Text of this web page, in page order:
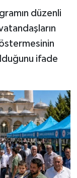
düzenli
ifade